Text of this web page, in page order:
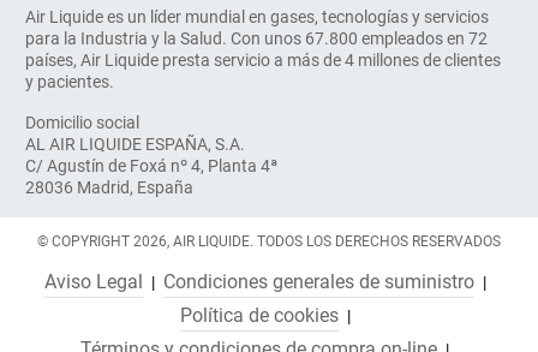
Air Liquide es un líder mundial en gases, tecnologías y servicios
para la Industria y la Salud. Con unos 67.800 empleados en 72
países, Air Liquide presta servicio a más de 4 millones de clientes
y pacientes.
Domicilio social
AL AIR LIQUIDE ESPAÑA, S.A.
C/ Agustín de Foxá nº 4, Planta 4ª
28036 Madrid, España
© COPYRIGHT 2026, AIR LIQUIDE. TODOS LOS DERECHOS RESERVADOS
Aviso Legal
Condiciones generales de suministro
Política de cookies